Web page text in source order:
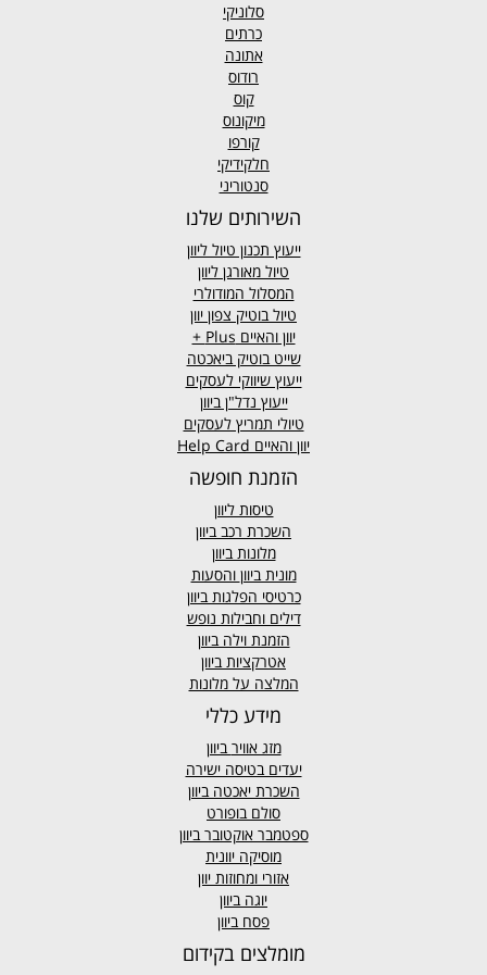
סלוניקי
כרתים
אתונה
רודוס
קוס
מיקונוס
קורפו
חלקידיקי
סנטוריני
השירותים שלנו
ייעוץ תכנון טיול ליוון
טיול מאורגן ליוון
המסלול המודולרי
טיול בוטיק צפון יוון
יוון והאיים Plus +
שייט בוטיק ביאכטה
ייעוץ שיווקי לעסקים
ייעוץ נדל"ן ביוון
טיולי תמריץ לעסקים
יוון והאיים Help Card
הזמנת חופשה
טיסות ליוון
השכרת רכב ביוון
מלונות ביוון
מונית ביוון והסעות
כרטיסי הפלגות ביוון
דילים וחבילות נופש
הזמנת וילה ביוון
אטרקציות ביוון
המלצה על מלונות
מידע כללי
מזג אווירביוון
יעדים בטיסה ישירה
השכרת יאכטה ביוון
סולם בופורט
ספטמבר אוקטובר ביוון
מוסיקה יוונית
אזורי ומחוזות יוון
יוגה ביוון
פסח ביוון
מומלצים בקידום